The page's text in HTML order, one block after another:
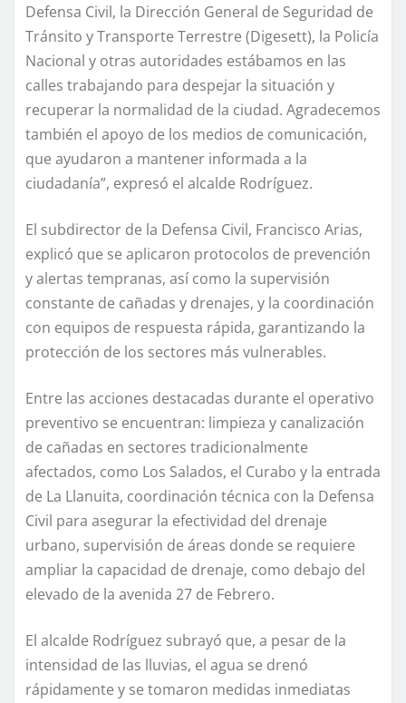
Defensa Civil, la Dirección General de Seguridad de
Tránsito y Transporte Terrestre (Digesett), la Policía
Nacional y otras autoridades estábamos en las
calles trabajando para despejar la situación y
recuperar la normalidad de la ciudad. Agradecemos
también el apoyo de los medios de comunicación,
que ayudaron a mantener informada a la
ciudadanía”, expresó el alcalde Rodríguez.
El subdirector de la Defensa Civil, Francisco Arias,
explicó que se aplicaron protocolos de prevención
y alertas tempranas, así como la supervisión
constante de cañadas y drenajes, y la coordinación
con equipos de respuesta rápida, garantizando la
protección de los sectores más vulnerables.
Entre las acciones destacadas durante el operativo
preventivo se encuentran: limpieza y canalización
de cañadas en sectores tradicionalmente
afectados, como Los Salados, el Curabo y la entrada
de La Llanuita, coordinación técnica con la Defensa
Civil para asegurar la efectividad del drenaje
urbano, supervisión de áreas donde se requiere
ampliar la capacidad de drenaje, como debajo del
elevado de la avenida 27 de Febrero.
El alcalde Rodríguez subrayó que, a pesar de la
intensidad de las lluvias, el agua se drenó
rápidamente y se tomaron medidas inmediatas